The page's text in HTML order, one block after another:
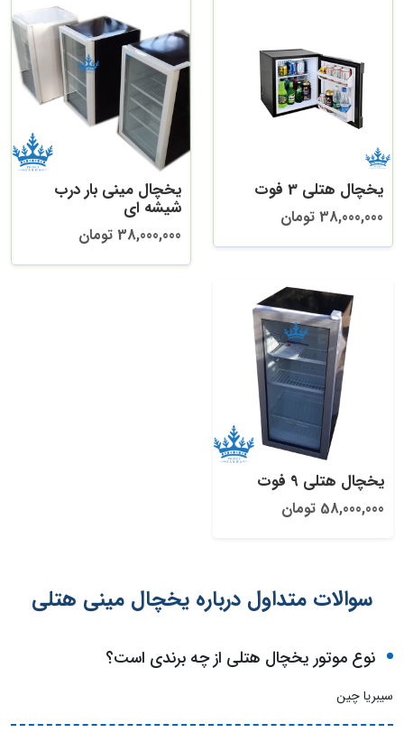
یخچال هتلی 3 فوت
38,000,000 تومان
یخچال مینی بار درب
شیشه ای
38,000,000 تومان
یخچال هتلی 9 فوت
58,000,000 تومان
سوالات متداول درباره یخچال مینی هتلی
نوع موتور یخچال هتلی از چه برندی است؟
سیبریا چین